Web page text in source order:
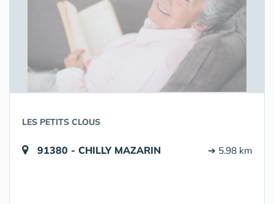
LES PETITS CLOUS
91380 - CHILLY MAZARIN ➔ 5.98 km